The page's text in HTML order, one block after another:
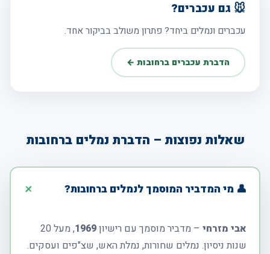
🐭 גם עכברים?
עכברים ונמלים ביחד? פתרון משולב בביקור אחד.
הדברת עכברים ברחובות ←
שאלות נפוצות – הדברת נמלים ברחובות
👤 מי המדביר המוסמך לנמלים ברחובות?
אבי מזרחי – מדביר מוסמך עם רישיון1969
, מעל 20
שנות ניסיון. נמלים שחורות, נמלת האש, שצ"פים ועסקים.